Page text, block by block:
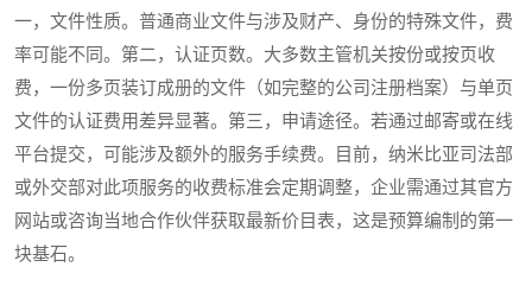
一，文件性质。普通商业文件与涉及财产、身份的特殊文件，费
率可能不同。第二，认证页数。大多数主管机关按份或按页收
费，一份多页装订成册的文件（如完整的公司注册档案）与单页
文件的认证费用差异显著。第三，申请途径。若通过邮寄或在线
平台提交，可能涉及额外的服务手续费。目前，纳米比亚司法部
或外交部对此项服务的收费标准会定期调整，企业需通过其官方
网站或咨询当地合作伙伴获取最新价目表，这是预算编制的第一
块基石。